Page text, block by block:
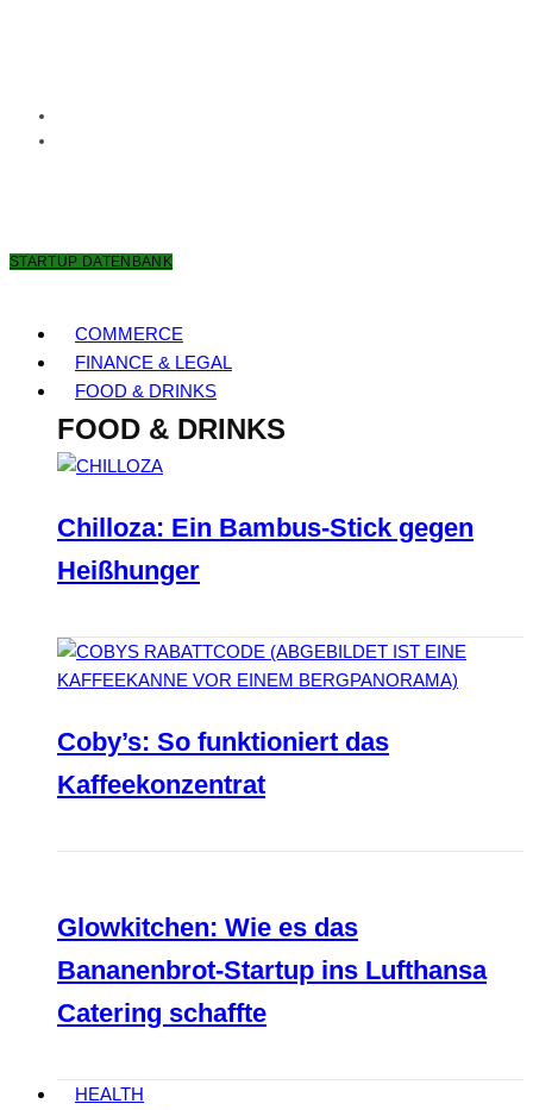
STARTUP DATENBANK
COMMERCE
FINANCE & LEGAL
FOOD & DRINKS
FOOD & DRINKS
Chilloza: Ein Bambus-Stick gegen
Heißhunger
Coby’s: So funktioniert das
Kaffeekonzentrat
Glowkitchen: Wie es das
Bananenbrot-Startup ins Lufthansa
Catering schaffte
HEALTH